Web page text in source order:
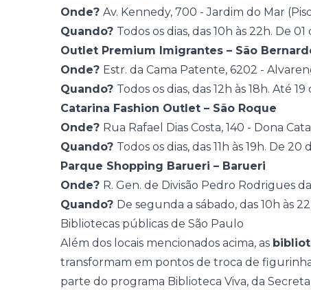
Onde? Av. Kennedy, 700 - Jardim do Mar
Quando? Todos os dias, das 10h às 22h. De
Outlet Premium Imigrantes – São
Onde? Estr. da Cama Patente, 6202 -
Quando? Todos os dias, das 12h às 18h. Até
Catarina Fashion Outlet – São Roque
Onde? Rua Rafael Dias Costa, 140 - Dona
Quando? Todos os dias, das 11h às 19h. De
Parque Shopping Barueri – Barueri
Onde? R. Gen. de Divisão Pedro Rodrigues
Quando? De segunda a sábado, das 10h às
Bibliotecas públicas de São Paulo
Além dos locais mencionados acima, as
transformam em pontos de troca de
parte do programa Biblioteca Viva, da